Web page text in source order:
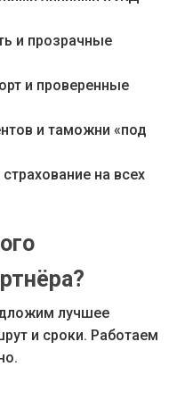
и прозрачные
и проверенные
и таможни «под
на всех
лучшее
и сроки. Работаем